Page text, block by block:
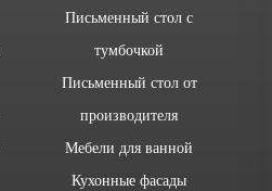
Письменный стол с
тумбочкой
Письменный стол от
производителя
Мебели для ванной
Кухонные фасады